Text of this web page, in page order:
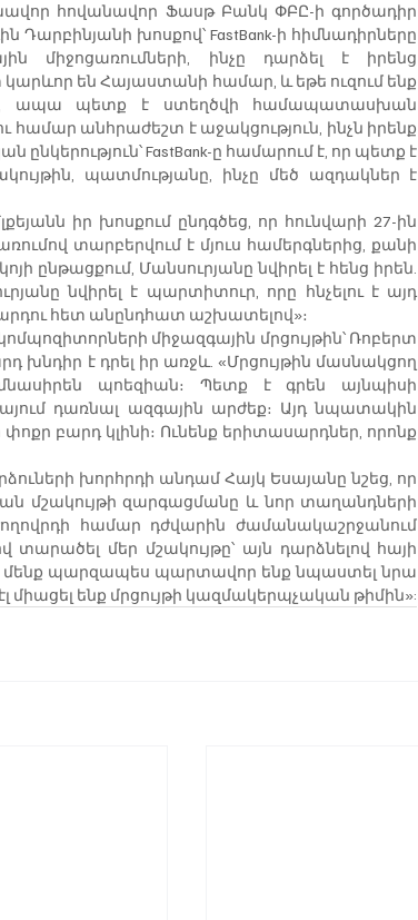
հովանավոր Ֆասթ Բանկ ՓԲԸ-ի գործադիր
խոսքով՝ FastBank-ի հիմնադիրները
միջոցառումների, ինչը դարձել է իրենց
են Հայաստանի համար, և եթե ուզում ենք
ապա պետք է ստեղծվի համապատասխան
համար անհրաժեշտ է աջակցություն, ինչն իրենք
FastBank-ը համարում է, որ պետք է
պատմությանը, ինչը մեծ ազդակներ է
իր խոսքում ընդգծեց, որ հունվարի 27-ին
տարբերվում է մյուս համերգներից, քանի
ընթացքում, Մանսուրյանը նվիրել է հենց իրեն.
նվիրել է պարտիտուր, որը հնչելու է այդ
հետ անընդհատ աշխատելով»։
միջազգային մրցույթին՝ Ռոբերտ
խնդիր է դրել իր առջև. «Մրցույթին մասնակցող
պոեզիան։ Պետք է գրեն այնպիսի
դառնալ ազգային արժեք։ Այդ նպատակին
բարդ կլինի։ Ունենք երիտասարդներ, որոնք
խորհրդի անդամ Հայկ Եսայանը նշեց, որ
մշակույթի զարգացմանը և նոր տաղանդների
համար դժվարին ժամանակաշրջանում
մեր մշակույթը՝ այն դարձնելով հայի
մենք պարզապես պարտավոր ենք նպաստել նրա
ենք մրցույթի կազմակերպչական թիմին»: